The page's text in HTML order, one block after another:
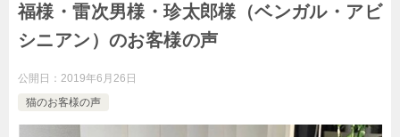
福様・雷次男様・珍太郎様（ベンガル・アビ
シニアン）のお客様の声
公開日： 2019年6月26日
猫のお客様の声